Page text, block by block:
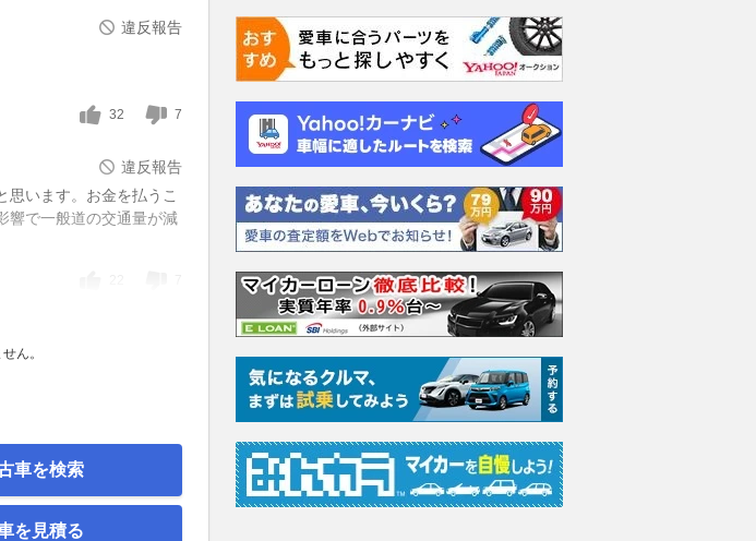
違反報告
32 7
違反報告
思います。お金を払うこ
響で一般道の交通量が減
ん。
車を検索
を見積る